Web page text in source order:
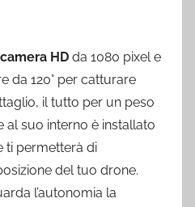
HD da 1080 pixel e
da 120° per catturare
il tutto per un peso
al suo interno è installato
ti permetterà di
del tuo drone.
l’autonomia la